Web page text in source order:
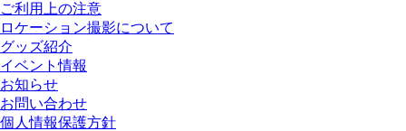
ご利用上の注意
ロケーション撮影について
グッズ紹介
イベント情報
お知らせ
お問い合わせ
個人情報保護方針